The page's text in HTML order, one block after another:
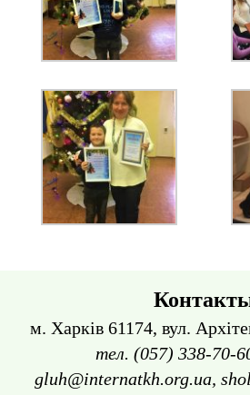
м. Харків 61174, вул.
тел. (057) 338-70-
gluh@internatkh.org.ua,